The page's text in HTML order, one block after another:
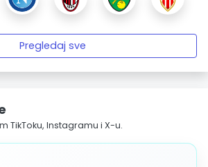
Pregledaj sve
TikToku, Instagramu i X-u.